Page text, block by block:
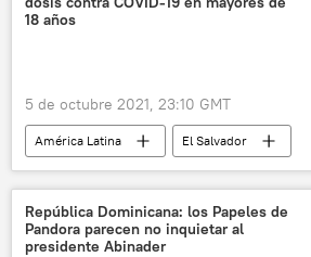
18 años
5 de octubre 2021, 23:10 GMT
América Latina
El Salvador
Nayib Bukele
vacunación contra el
República Dominicana: los Papeles de
Pandora parecen no inquietar al
presidente Abinader